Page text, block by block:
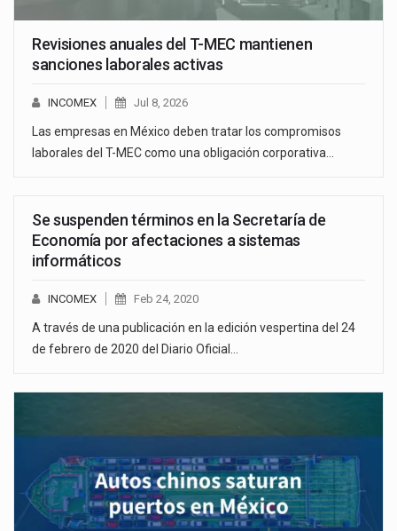
Revisiones anuales del T-MEC mantienen
sanciones laborales activas
INCOMEX Jul 8, 2026
Las empresas en México deben tratar los compromisos
laborales del T-MEC como una obligación corporativa…
Se suspenden términos en la Secretaría de
Economía por afectaciones a sistemas
informáticos
INCOMEX Feb 24, 2020
A través de una publicación en la edición vespertina del 24
de febrero de 2020 del Diario Oficial…